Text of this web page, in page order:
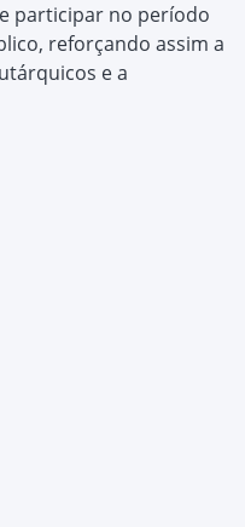
participar no período
reforçando assim a
e a